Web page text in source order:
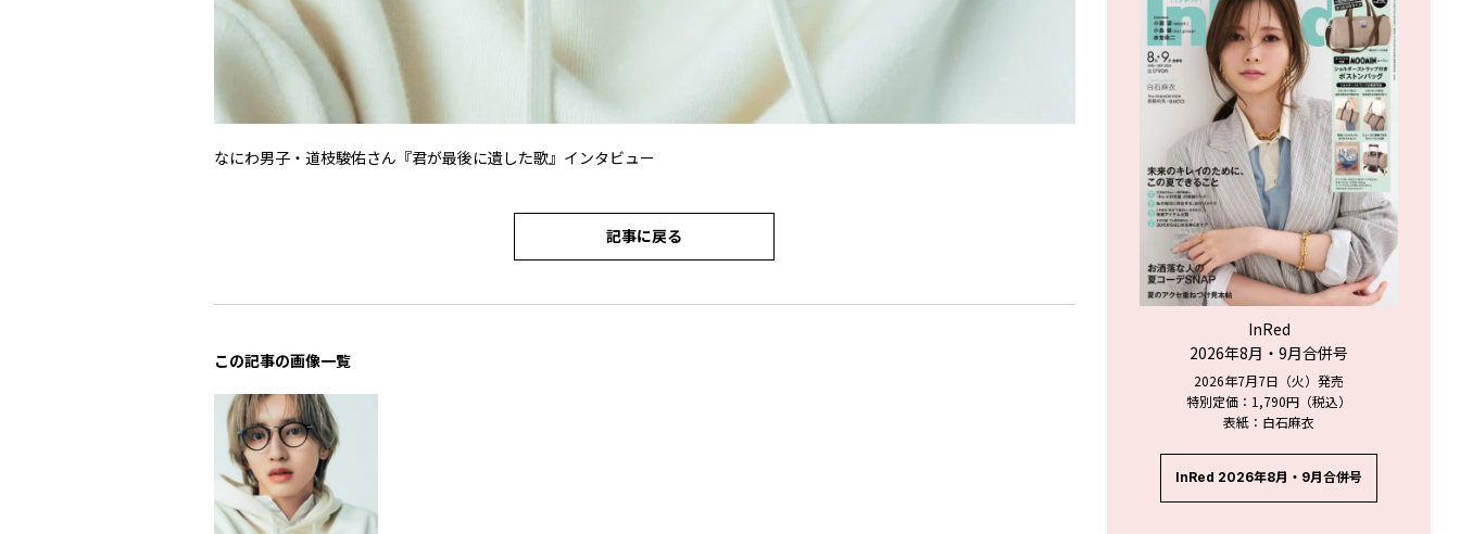
なにわ男子・道枝駿佑さん『君が最後に遺した歌』インタビュー
記事に戻る
この記事の画像一覧
InRed
2026年8月・9月合併号
2026年7月7日（火）発売
特別定価：1,790円（税込）
表紙：白石麻衣
InRed 2026年8月・9月合併号